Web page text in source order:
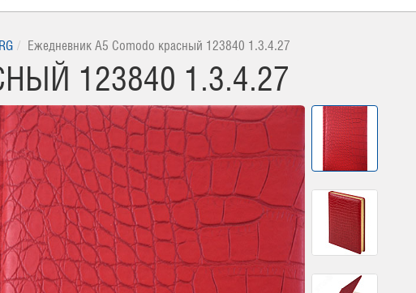
Ежедневник А5 Comodo красный 123840 1.3.4.27
123840 1.3.4.27